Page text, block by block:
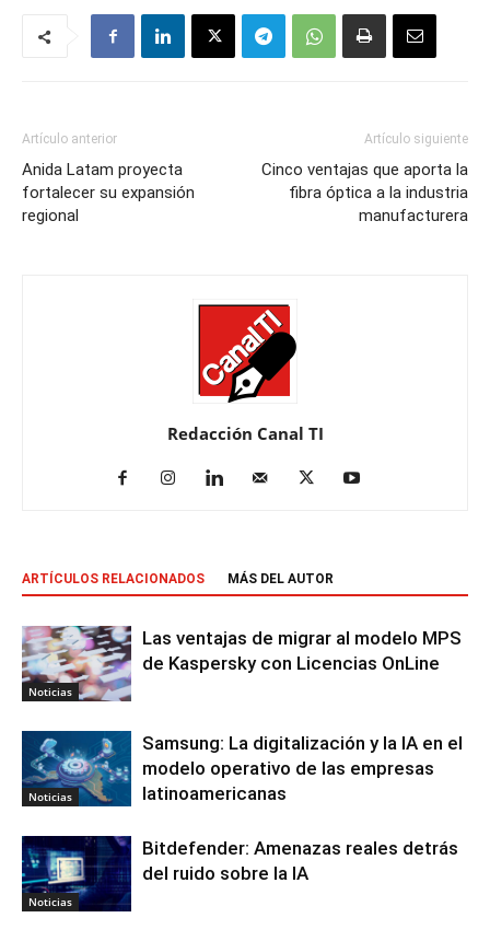
Artículo anterior
Anida Latam proyecta
fortalecer su expansión
regional
Artículo siguiente
Cinco ventajas que aporta la
fibra óptica a la industria
manufacturera
Redacción Canal TI
ARTÍCULOS RELACIONADOS MÁS DEL AUTOR
Noticias
Las ventajas de migrar al modelo MPS
de Kaspersky con Licencias OnLine
Noticias
Samsung: La digitalización y la IA en el
modelo operativo de las empresas
latinoamericanas
Noticias
Bitdefender: Amenazas reales detrás
del ruido sobre la IA